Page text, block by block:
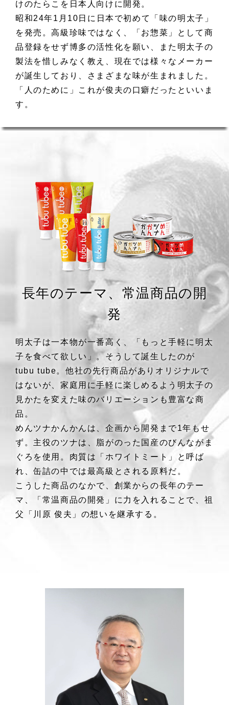
けのたらこを日本人向けに開発。
昭和24年1月10日に日本で初めて「味の明太子」
を発売。高級珍味ではなく、「お惣菜」として商
品登録をせず博多の活性化を願い、また明太子の
製法を惜しみなく教え、現在では様々なメーカー
が誕生しており、さまざまな味が生まれました。
「人のために」これが俊夫の口癖だったといいま
す。
長年のテーマ、常温商品の開
発
明太子は一本物が一番高く、「もっと手軽に明太
子を食べて欲しい」。そうして誕生したのが
tubu tube。他社の先行商品がありオリジナルで
はないが、家庭用に手軽に楽しめるよう明太子の
見かたを変えた味のバリエーションも豊富な商
品。
めんツナかんかんは、企画から開発まで1年もせ
ず。主役のツナは、脂がのった国産のびんながま
ぐろを使用。肉質は「ホワイトミート」と呼ば
れ、缶詰の中では最高級とされる原料だ。
こうした商品のなかで、創業からの長年のテー
マ、「常温商品の開発」に力を入れることで、祖
父「川原 俊夫」の想いを継承する。